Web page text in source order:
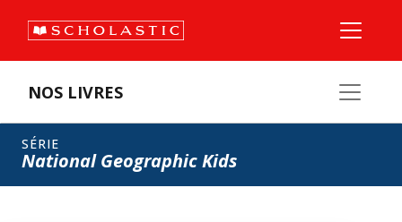
NOS LIVRES
SÉRIE
National Geographic Kids